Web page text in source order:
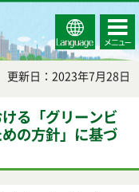
Select
Language
コンテ
ンツメ
ニュー
更新日：2023年7月28日
る「グリーンビ
の方針」に基づ